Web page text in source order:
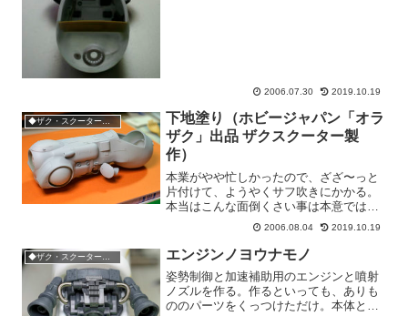
2006.07.30 2019.10.19
◆ザク・スクーター製作
下地塗り（ホビージャパン「オラ
ザク」出品 ザクスクーター製
作）
本業がやや忙しかったので、ざざ〜っと
片付けて、ようやくサフ吹きにかかる。
本当はこんな面倒くさい事は本意ではな
いのだが、数種類のパテとプラ素材を組
み合わせて作った造形は色が多くて凹凸
のバランスが全然分からないのでいたし
かたない。トーンが均一に...
2006.08.04 2019.10.19
◆ザク・スクーター製作 エンジンノヨウナモノ
姿勢制御と加速補助用のエンジンと噴射
ノズルを作る。作るといっても、ありも
ののパーツをくっつけただけ。本体と噴